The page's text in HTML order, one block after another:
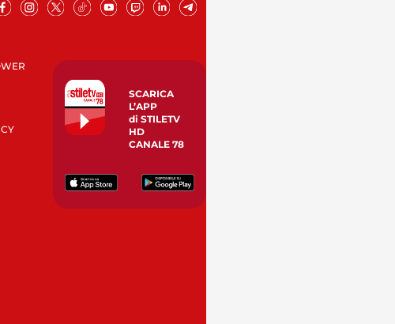
SCARICA
L’APP
di STILETV
HD
CANALE 78